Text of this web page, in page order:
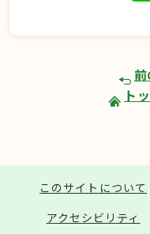
ト
このサイトについて
アクセシビリティ